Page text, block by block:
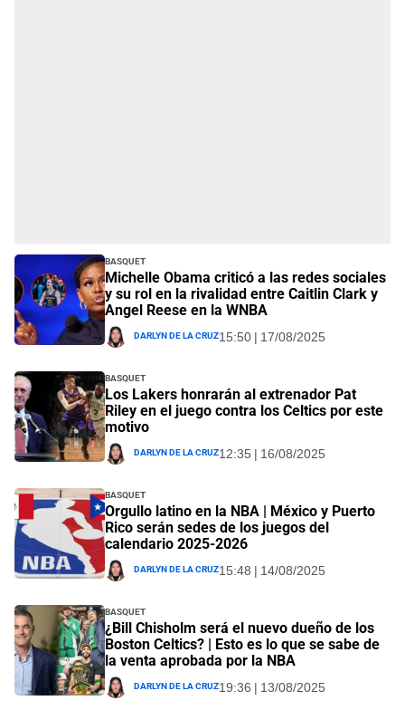
Basquet
Michelle Obama criticó a las redes sociales
y su rol en la rivalidad entre Caitlin Clark y
Angel Reese en la WNBA
Darlyn De La Cruz15:50 | 17/08/2025
Basquet
Los Lakers honrarán al extrenador Pat
Riley en el juego contra los Celtics por este
motivo
Darlyn De La Cruz12:35 | 16/08/2025
Basquet
Orgullo latino en la NBA | México y Puerto
Rico serán sedes de los juegos del
calendario 2025-2026
Darlyn De La Cruz15:48 | 14/08/2025
Basquet
¿Bill Chisholm será el nuevo dueño de los
Boston Celtics? | Esto es lo que se sabe de
la venta aprobada por la NBA
Darlyn De La Cruz19:36 | 13/08/2025